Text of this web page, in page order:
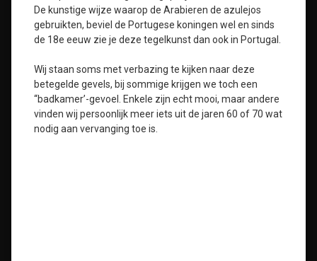
De kunstige wijze waarop de Arabieren de azulejos
gebruikten, beviel de Portugese koningen wel en sinds
de 18e eeuw zie je deze tegelkunst dan ook in Portugal.
Wij staan soms met verbazing te kijken naar deze
betegelde gevels, bij sommige krijgen we toch een
“badkamer’-gevoel. Enkele zijn echt mooi, maar andere
vinden wij persoonlijk meer iets uit de jaren 60 of 70 wat
nodig aan vervanging toe is.